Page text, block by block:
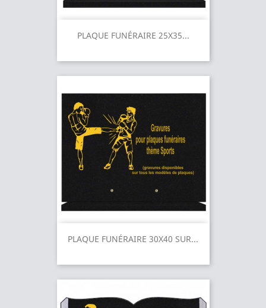
PLAQUE FUNÉRAIRE 25X35...
PLAQUE FUNÉRAIRE 30X40 SUR...